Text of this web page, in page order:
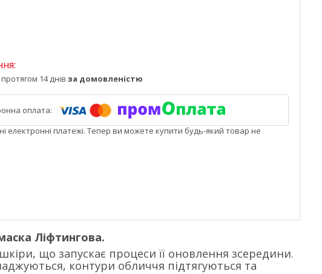
14 днів за домовленістю
електронні платежі. Тепер ви можете купити будь-який товар не
Ліфтингова.
що запускає процеси її оновлення зсередини.
контури обличчя підтягуються та